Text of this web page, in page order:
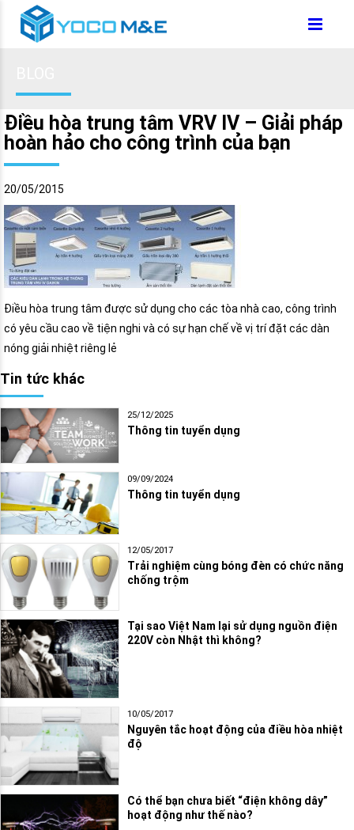
Điều hòa trung tâm VRV IV – Giải pháp
hoàn hảo cho công trình của bạn
20/05/2015
Điều hòa trung tâm được sử dụng cho các tòa nhà cao, công trình
có yêu cầu cao về tiện nghi và có sự hạn chế về vị trí đặt các dàn
nóng giải nhiệt riêng lẻ
Tin tức khác
25/12/2025
Thông tin tuyển dụng
09/09/2024
Thông tin tuyển dụng
12/05/2017
Trải nghiệm cùng bóng đèn có chức năng
chống trộm
Tại sao Việt Nam lại sử dụng nguồn điện
220V còn Nhật thì không?
10/05/2017
Nguyên tắc hoạt động của điều hòa nhiệt
độ
Có thể bạn chưa biết “điện không dây”
hoạt động như thế nào?